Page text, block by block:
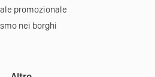
promozionale
nei borghi